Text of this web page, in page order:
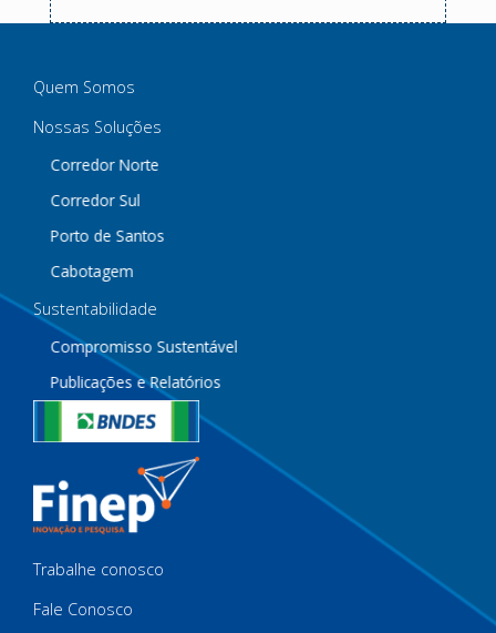
Quem Somos
Nossas Soluções
Corredor Norte
Corredor Sul
Porto de Santos
Cabotagem
Sustentabilidade
Compromisso Sustentável
Publicações e Relatórios
Trabalhe conosco
Fale Conosco